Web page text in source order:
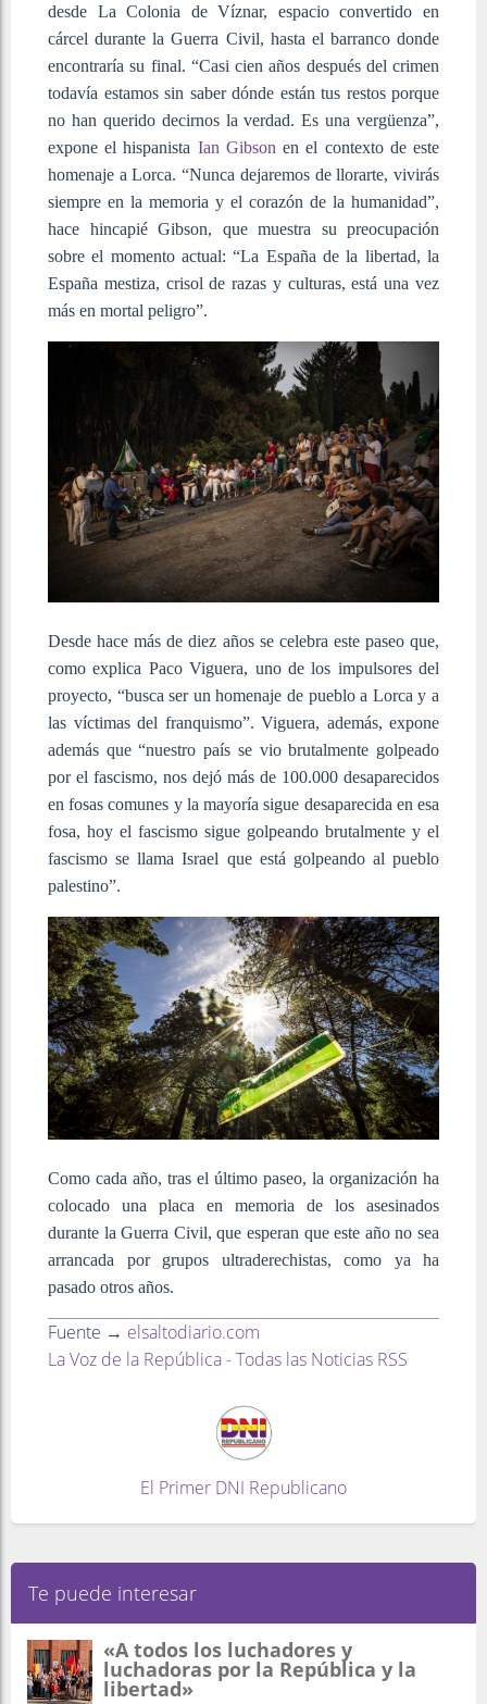
desde La Colonia de Víznar, espacio convertido en
cárcel durante la Guerra Civil, hasta el barranco donde
encontraría su final. “Casi cien años después del crimen
todavía estamos sin saber dónde están tus restos porque
no han querido decirnos la verdad. Es una vergüenza”,
expone el hispanista Ian Gibson en el contexto de este
homenaje a Lorca. “Nunca dejaremos de llorarte, vivirás
siempre en la memoria y el corazón de la humanidad”,
hace hincapié Gibson, que muestra su preocupación
sobre el momento actual: “La España de la libertad, la
España mestiza, crisol de razas y culturas, está una vez
más en mortal peligro”.
Desde hace más de diez años se celebra este paseo que,
como explica Paco Viguera, uno de los impulsores del
proyecto, “busca ser un homenaje de pueblo a Lorca y a
las víctimas del franquismo”. Viguera, además, expone
además que “nuestro país se vio brutalmente golpeado
por el fascismo, nos dejó más de 100.000 desaparecidos
en fosas comunes y la mayoría sigue desaparecida en esa
fosa, hoy el fascismo sigue golpeando brutalmente y el
fascismo se llama Israel que está golpeando al pueblo
palestino”.
Como cada año, tras el último paseo, la organización ha
colocado una placa en memoria de los asesinados
durante la Guerra Civil, que esperan que este año no sea
arrancada por grupos ultraderechistas, como ya ha
pasado otros años.
Fuente → elsaltodiario.com
La Voz de la República - Todas las Noticias RSS
El Primer DNI Republicano
Te puede interesar
«A todos los luchadores y
luchadoras por la República y la
libertad»